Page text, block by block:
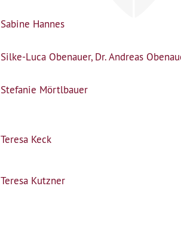
Sabine Hannes
Silke-Luca Obenauer, Dr. Andreas
Stefanie Mörtlbauer
Teresa Keck
Teresa Kutzner